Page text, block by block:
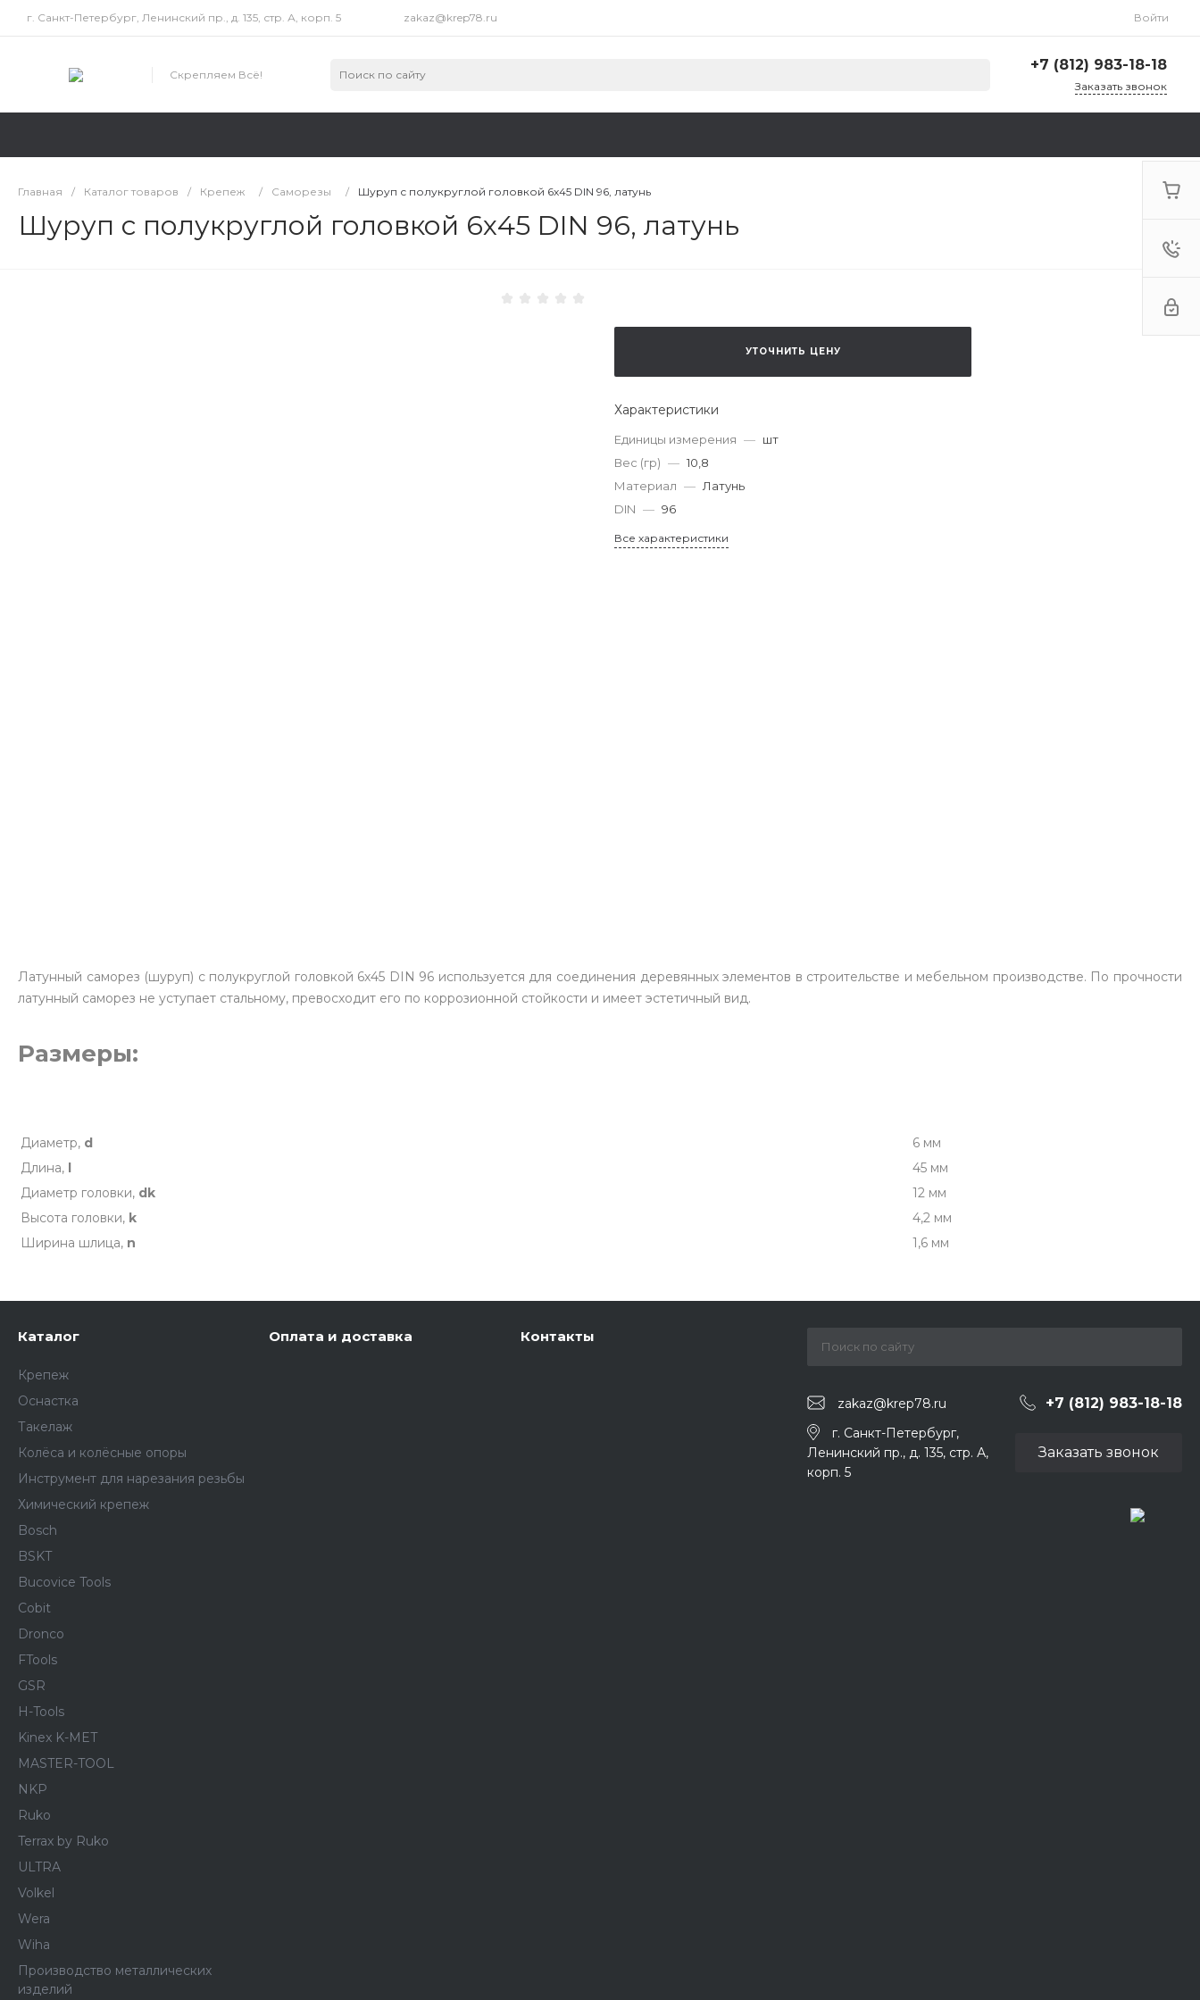
г. Санкт-Петербург, Ленинский пр., д. 135, стр. А, корп. 5 zakaz@krep78.ru Войти
Скрепляем Всё!
+7 (812) 983-18-18
Пн-Пт: 9:00-18:00 Cб-Вс:
Заказать звонок
Главная / Каталог товаров / Крепеж / Саморезы / Шуруп с полукруглой головкой 6х45 DIN 96, латунь
Шуруп с полукруглой головкой 6х45 DIN 96, латунь
УТОЧНИТЬ ЦЕНУ
Характеристики
Единицы измерения — шт
Вес (гр) — 10,8
Материал — Латунь
DIN — 96
Все характеристики
Латунный саморез (шуруп) с полукруглой головкой 6х45 DIN 96 используется для соединения деревянных элементов в строительстве и мебельном производстве. По прочности
латунный саморез не уступает стальному, превосходит его по коррозионной стойкости и имеет эстетичный вид.
Размеры:
Диаметр, d
6 мм
Длина, l
45 мм
Диаметр головки, dk
12 мм
Высота головки, k
4,2 мм
Ширина шлица, n 1,6 мм
Каталог
Крепеж
Оснастка
Такелаж
Колёса и колëсные опоры
Инструмент для нарезания резьбы
Химический крепеж
Bosch
BSKT
Bucovice Tools
Cobit
Dronco
FTools
GSR
H-Tools
Kinex K-MET
MASTER-TOOL
NKP
Ruko
Terrax by Ruko
ULTRA
Volkel
Wera
Wiha
Производство металлических
изделий
Оплата и доставка Контакты
zakaz@krep78.ru +7 (812) 983-18-18
г. Санкт-Петербург,
Ленинский пр., д. 135, стр. А,
корп. 5
Заказать звонок